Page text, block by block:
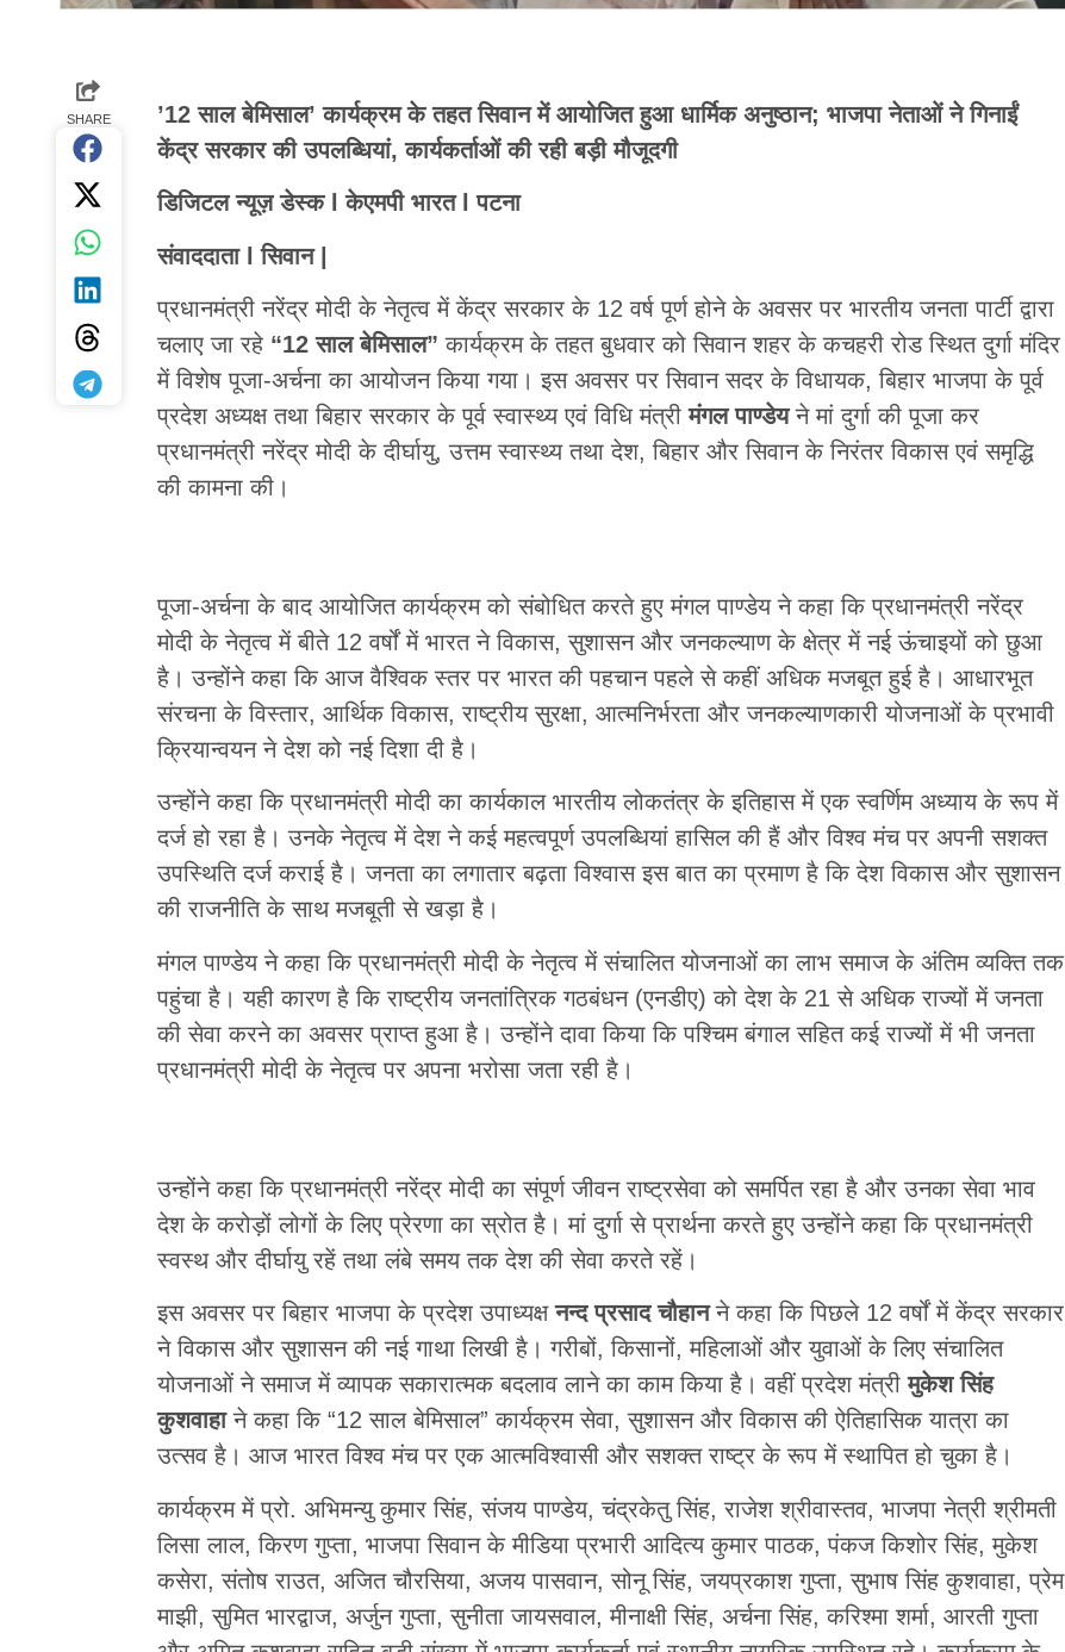
SHARE
’12 साल बेमिसाल’ कार्यक्रम के तहत सिवान में आयोजित हुआ धार्मिक अनुष्ठान; भाजपा नेताओं ने गिनाईं
केंद्र सरकार की उपलब्धियां, कार्यकर्ताओं की रही बड़ी मौजूदगी
डिजिटल न्यूज़ डेस्क l केएमपी भारत l पटना
संवाददाता l सिवान |
प्रधानमंत्री नरेंद्र मोदी के नेतृत्व में केंद्र सरकार के 12 वर्ष पूर्ण होने के अवसर पर भारतीय जनता पार्टी द्वारा
चलाए जा रहे “12 साल बेमिसाल” कार्यक्रम के तहत बुधवार को सिवान शहर के कचहरी रोड स्थित दुर्गा मंदिर
में विशेष पूजा-अर्चना का आयोजन किया गया। इस अवसर पर सिवान सदर के विधायक, बिहार भाजपा के पूर्व
प्रदेश अध्यक्ष तथा बिहार सरकार के पूर्व स्वास्थ्य एवं विधि मंत्रीमंगल पाण्डेयने मां दुर्गा की पूजा कर
प्रधानमंत्री नरेंद्र मोदी के दीर्घायु, उत्तम स्वास्थ्य तथा देश, बिहार और सिवान के निरंतर विकास एवं समृद्धि
की कामना की।
पूजा-अर्चना के बाद आयोजित कार्यक्रम को संबोधित करते हुए मंगल पाण्डेय ने कहा कि प्रधानमंत्री नरेंद्र
मोदी के नेतृत्व में बीते 12 वर्षों में भारत ने विकास, सुशासन और जनकल्याण के क्षेत्र में नई ऊंचाइयों को छुआ
है। उन्होंने कहा कि आज वैश्विक स्तर पर भारत की पहचान पहले से कहीं अधिक मजबूत हुई है। आधारभूत
संरचना के विस्तार, आर्थिक विकास, राष्ट्रीय सुरक्षा, आत्मनिर्भरता और जनकल्याणकारी योजनाओं के प्रभावी
क्रियान्वयन ने देश को नई दिशा दी है।
उन्होंने कहा कि प्रधानमंत्री मोदी का कार्यकाल भारतीय लोकतंत्र के इतिहास में एक स्वर्णिम अध्याय के रूप में
दर्ज हो रहा है। उनके नेतृत्व में देश ने कई महत्वपूर्ण उपलब्धियां हासिल की हैं और विश्व मंच पर अपनी सशक्त
उपस्थिति दर्ज कराई है। जनता का लगातार बढ़ता विश्वास इस बात का प्रमाण है कि देश विकास और सुशासन
की राजनीति के साथ मजबूती से खड़ा है।
मंगल पाण्डेय ने कहा कि प्रधानमंत्री मोदी के नेतृत्व में संचालित योजनाओं का लाभ समाज के अंतिम व्यक्ति तक
पहुंचा है। यही कारण है कि राष्ट्रीय जनतांत्रिक गठबंधन (एनडीए) को देश के 21 से अधिक राज्यों में जनता
की सेवा करने का अवसर प्राप्त हुआ है। उन्होंने दावा किया कि पश्चिम बंगाल सहित कई राज्यों में भी जनता
प्रधानमंत्री मोदी के नेतृत्व पर अपना भरोसा जता रही है।
उन्होंने कहा कि प्रधानमंत्री नरेंद्र मोदी का संपूर्ण जीवन राष्ट्रसेवा को समर्पित रहा है और उनका सेवा भाव
देश के करोड़ों लोगों के लिए प्रेरणा का स्रोत है। मां दुर्गा से प्रार्थना करते हुए उन्होंने कहा कि प्रधानमंत्री
स्वस्थ और दीर्घायु रहें तथा लंबे समय तक देश की सेवा करते रहें।
इस अवसर पर बिहार भाजपा के प्रदेश उपाध्यक्षनन्द प्रसाद चौहानने कहा कि पिछले 12 वर्षों में केंद्र सरकार
ने विकास और सुशासन की नई गाथा लिखी है। गरीबों, किसानों, महिलाओं और युवाओं के लिए संचालित
योजनाओं ने समाज में व्यापक सकारात्मक बदलाव लाने का काम किया है। वहीं प्रदेश मंत्रीमुकेश सिंह
कुशवाहाने कहा कि “12 साल बेमिसाल” कार्यक्रम सेवा, सुशासन और विकास की ऐतिहासिक यात्रा का
उत्सव है। आज भारत विश्व मंच पर एक आत्मविश्वासी और सशक्त राष्ट्र के रूप में स्थापित हो चुका है।
कार्यक्रम में प्रो. अभिमन्यु कुमार सिंह, संजय पाण्डेय, चंद्रकेतु सिंह, राजेश श्रीवास्तव, भाजपा नेत्री श्रीमती
लिसा लाल, किरण गुप्ता, भाजपा सिवान के मीडिया प्रभारी आदित्य कुमार पाठक, पंकज किशोर सिंह, मुकेश
कसेरा, संतोष राउत, अजित चौरसिया, अजय पासवान, सोनू सिंह, जयप्रकाश गुप्ता, सुभाष सिंह कुशवाहा, प्रेम
माझी, सुमित भारद्वाज, अर्जुन गुप्ता, सुनीता जायसवाल, मीनाक्षी सिंह, अर्चना सिंह, करिश्मा शर्मा, आरती गुप्ता